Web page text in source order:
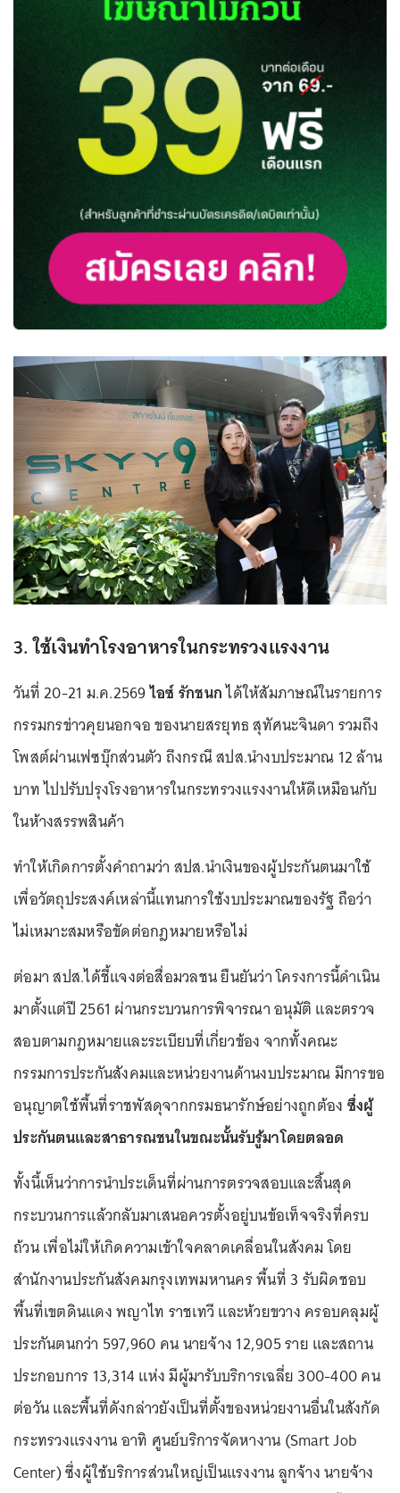
3. ใช้เงินทำโรงอาหารในกระทรวงแรงงาน
วันที่ 20-21 ม.ค.2569ไอซ์ รักชนกได้ให้สัมภาษณ์ในรายการ
กรรมกรข่าวคุยนอกจอ ของนายสรยุทธ สุทัศนะจินดา รวมถึง
โพสต์ผ่านเฟซบุ๊กส่วนตัว ถึงกรณี สปส.นำงบประมาณ 12 ล้าน
บาท ไปปรับปรุงโรงอาหารในกระทรวงแรงงานให้ดีเหมือนกับ
ในห้างสรรพสินค้า
ทำให้เกิดการตั้งคำถามว่า สปส.นำเงินของผู้ประกันตนมาใช้
เพื่อวัตถุประสงค์เหล่านี้แทนการใช้งบประมาณของรัฐ ถือว่า
ไม่เหมาะสมหรือขัดต่อกฎหมายหรือไม่
ต่อมา สปส.ได้ชี้แจงต่อสื่อมวลชน ยืนยันว่า โครงการนี้ดำเนิน
มาตั้งแต่ปี 2561 ผ่านกระบวนการพิจารณา อนุมัติ และตรวจ
สอบตามกฎหมายและระเบียบที่เกี่ยวข้อง จากทั้งคณะ
กรรมการประกันสังคมและหน่วยงานด้านงบประมาณ มีการขอ
อนุญาตใช้พื้นที่ราชพัสดุจากกรมธนารักษ์อย่างถูกต้อง ซึ่งผู้
ประกันตนและสาธารณชนในขณะนั้นรับรู้มาโดยตลอด
ทั้งนี้เห็นว่าการนำประเด็นที่ผ่านการตรวจสอบและสิ้นสุด
กระบวนการแล้วกลับมาเสนอควรตั้งอยู่บนข้อเท็จจริงที่ครบ
ถ้วน เพื่อไม่ให้เกิดความเข้าใจคลาดเคลื่อนในสังคม โดย
สำนักงานประกันสังคมกรุงเทพมหานคร พื้นที่ 3 รับผิดชอบ
พื้นที่เขตดินแดง พญาไท ราชเทวี และห้วยขวาง ครอบคลุมผู้
ประกันตนกว่า 597,960 คน นายจ้าง 12,905 ราย และสถาน
ประกอบการ 13,314 แห่ง มีผู้มารับบริการเฉลี่ย 300-400 คน
ต่อวัน และพื้นที่ดังกล่าวยังเป็นที่ตั้งของหน่วยงานอื่นในสังกัด
กระทรวงแรงงาน อาทิ ศูนย์บริการจัดหางาน (Smart Job
Center) ซึ่งผู้ใช้บริการส่วนใหญ่เป็นแรงงาน ลูกจ้าง นายจ้าง